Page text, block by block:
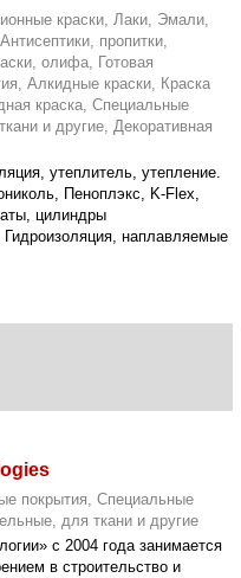
краски, Лаки, Эмали,
пропитки,
олифа, Готовая
Алкидные краски, Краска
краска, Специальные
и другие, Декоративная
утеплитель, утепление.
Пеноплэкс, K-Flex,
цилиндры
наплавляемые
покрытия, Специальные
для ткани и другие
с 2004 года занимается
в строительство и